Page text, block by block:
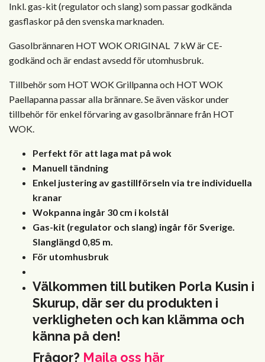
Inkl. gas-kit (regulator och slang) som passar godkända
gasflaskor på den svenska marknaden.
Gasolbrännaren HOT WOK ORIGINAL 7 kW är CE-
godkänd och är endast avsedd för utomhusbruk.
Tillbehör som HOT WOK Grillpanna och HOT WOK
Paellapanna passar alla brännare. Se även väskor under
tillbehör för enkel förvaring av gasolbrännare från HOT
WOK.
Perfekt för att laga mat på wok
Manuell tändning
Enkel justering av gastillförseln via tre individuella
kranar
Wokpanna ingår 30 cm i kolstål
Gas-kit (regulator och slang) ingår för Sverige.
Slanglängd 0,85 m.
För utomhusbruk
Välkommen till butiken Porla Kusin i
Skurup, där ser du produkten i
verkligheten och kan klämma och
känna på den!
Frågor? Maila oss här